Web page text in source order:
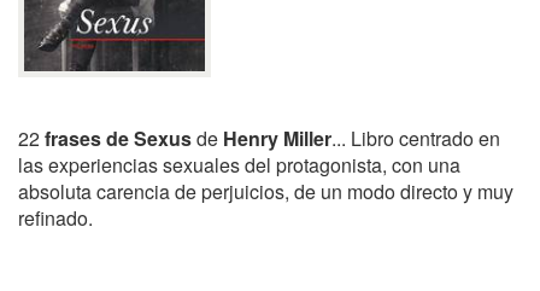
22frases de Sexusde Henry Miller... Libro centrado en
las experiencias sexuales del protagonista, con una
absoluta carencia de perjuicios, de un modo directo y muy
refinado.